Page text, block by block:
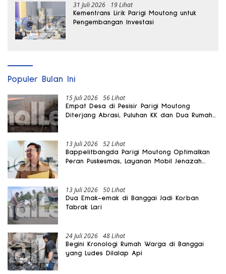
31 Juli 2026 19 Lihat
Kementrans Lirik Parigi Moutong untuk
Pengembangan Investasi
Populer Bulan Ini
15 Juli 2026 56 Lihat
Empat Desa di Pesisir Parigi Moutong
Diterjang Abrasi, Puluhan KK dan Dua Rumah
13 Juli 2026 52 Lihat
Bappelitbangda Parigi Moutong Optimalkan
Peran Puskesmas, Layanan Mobil Jenazah
13 Juli 2026 50 Lihat
Dua Emak-emak di Banggai Jadi Korban
Tabrak Lari
24 Juli 2026 48 Lihat
Begini Kronologi Rumah Warga di Banggai
yang Ludes Dilalap Api